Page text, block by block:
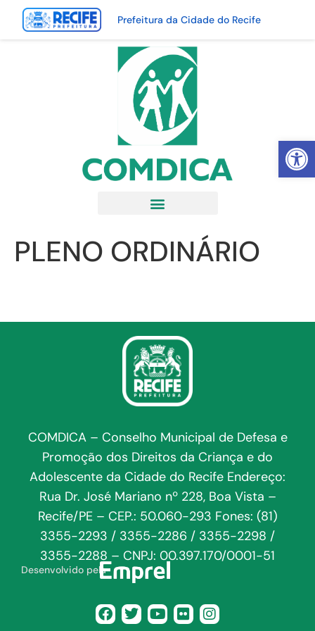
Abrir
Prefeitura da Cidade do Recife
PLENO ORDINÁRIO
COMDICA – Conselho Municipal de Defesa e
Promoção dos Direitos da Criança e do
Adolescente da Cidade do Recife Endereço:
Rua Dr. José Mariano nº 228, Boa Vista –
Recife/PE – CEP.: 50.060-293 Fones: (81)
3355-2293 / 3355-2286 / 3355-2298 /
3355-2288 – CNPJ: 00.397.170/0001-51
Desenvolvido pela